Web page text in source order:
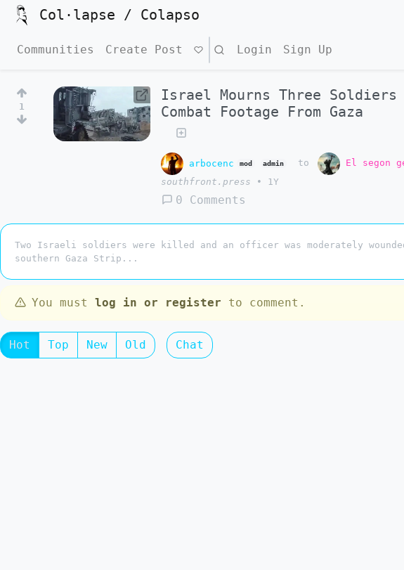
Col·lapse / Colapso
Communities Create Post Search Login Sign Up
1
Israel Mourns Three Soldiers
Combat Footage From Gaza
arbocenc mod admin to El segon
southfront.press
• 1Y
0 Comments
Two Israeli soldiers were killed and an officer was moderately
southern Gaza Strip...
You must log in or register to comment.
Hot Top New Old Chat